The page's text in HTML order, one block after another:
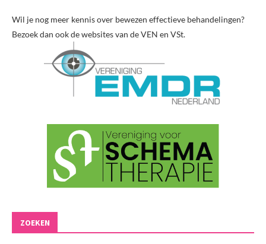
Wil je nog meer kennis over bewezen effectieve behandelingen?
Bezoek dan ook de websites van de VEN en VSt.
ZOEKEN